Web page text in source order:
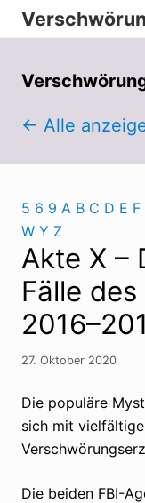
Menu
Zur
Hauptnavigation
Zum
Inhalt
Zur
Seitenspalte
zu
Funktionen
und
Denkens
← Alle
5 6 9 A B C D E F
W Y Z
Akte X –
Fälle
27. Oktober 2020
Die populäre
sich mit
Die beiden FBI-